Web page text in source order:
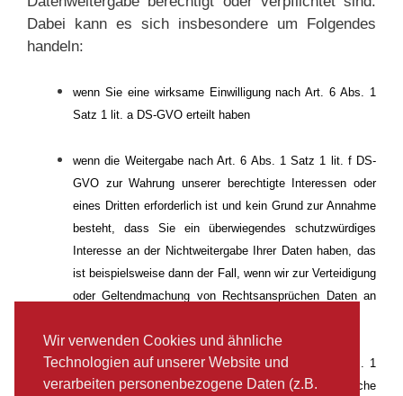
Dabei kann es sich insbesondere um Folgendes
handeln:
wenn Sie eine wirksame Einwilligung nach Art. 6 Abs. 1
Satz 1 lit. a DS-GVO erteilt haben
wenn die Weitergabe nach Art. 6 Abs. 1 Satz 1 lit. f DS-
GVO zur Wahrung unserer berechtigte Interessen oder
eines Dritten erforderlich ist und kein Grund zur Annahme
besteht, dass Sie ein überwiegendes schutzwürdiges
Interesse an der Nichtweitergabe Ihrer Daten haben, das
ist beispielsweise dann der Fall, wenn wir zur Verteidigung
oder Geltendmachung von Rechtsansprüchen Daten an
für den Fall, dass für die Weitergabe nach Art. 6 Abs. 1
Satz 1 lit. c DS-GVO eine gesetzliche oder rechtliche
Wir verwenden Cookies und ähnliche
Technologien auf unserer Website und
verarbeiten personenbezogene Daten (z.B.